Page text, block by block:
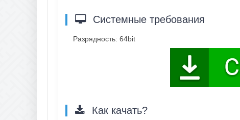
Системные требования
Разрядность: 64bit
Как качать?